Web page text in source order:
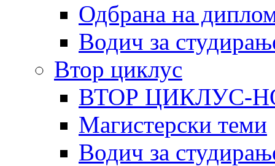
Одбрана на
Водич за
Втор циклус
ВТОР ЦИКЛУС-
Магистерски теми
Водич за